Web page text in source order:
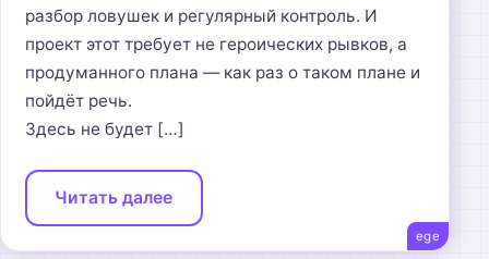
ege
разбор ловушек и регулярный контроль. И
проект этот требует не героических рывков, а
продуманного плана — как раз о таком плане и
пойдёт речь.
Здесь не будет […]
Читать далее